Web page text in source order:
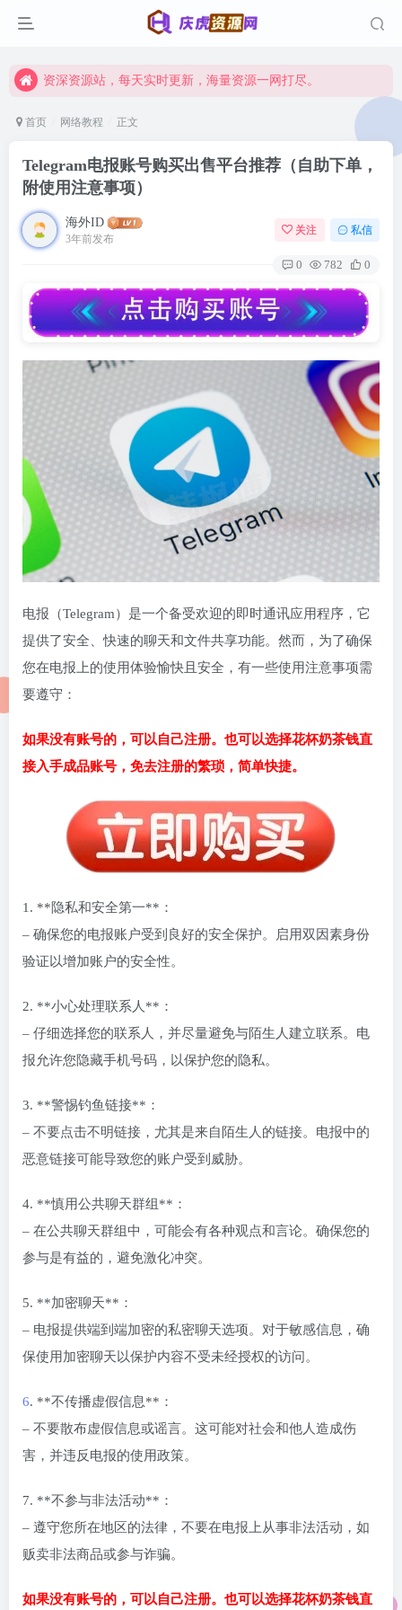
资深资源站，每天实时更新，海量资源一网打尽。
资深资源站，每天实时更新，海量资源一网打尽。
【启明网】找项目 + 低成本创业 + 减少信息差 + 见识各种项目 + 提升网创认知。
首页 网络教程 正文
Telegram电报账号购买出售平台推荐（自助下单，
附使用注意事项）
海外ID
3年前发布
关注 私信
0 782 0
电报（Telegram）是一个备受欢迎的即时通讯应用程序，它
提供了安全、快速的聊天和文件共享功能。然而，为了确保
您在电报上的使用体验愉快且安全，有一些使用注意事项需
要遵守：
如果没有账号的，可以自己注册。也可以选择花杯奶茶钱直
接入手成品账号，免去注册的繁琐，简单快捷。
1. **隐私和安全第一**：
– 确保您的电报账户受到良好的安全保护。启用双因素身份
验证以增加账户的安全性。
2. **小心处理联系人**：
– 仔细选择您的联系人，并尽量避免与陌生人建立联系。电
报允许您隐藏手机号码，以保护您的隐私。
3. **警惕钓鱼链接**：
– 不要点击不明链接，尤其是来自陌生人的链接。电报中的
恶意链接可能导致您的账户受到威胁。
4. **慎用公共聊天群组**：
– 在公共聊天群组中，可能会有各种观点和言论。确保您的
参与是有益的，避免激化冲突。
5. **加密聊天**：
– 电报提供端到端加密的私密聊天选项。对于敏感信息，确
保使用加密聊天以保护内容不受未经授权的访问。
6. **不传播虚假信息**：
– 不要散布虚假信息或谣言。这可能对社会和他人造成伤
害，并违反电报的使用政策。
7. **不参与非法活动**：
– 遵守您所在地区的法律，不要在电报上从事非法活动，如
贩卖非法商品或参与诈骗。
如果没有账号的，可以自己注册。也可以选择花杯奶茶钱直